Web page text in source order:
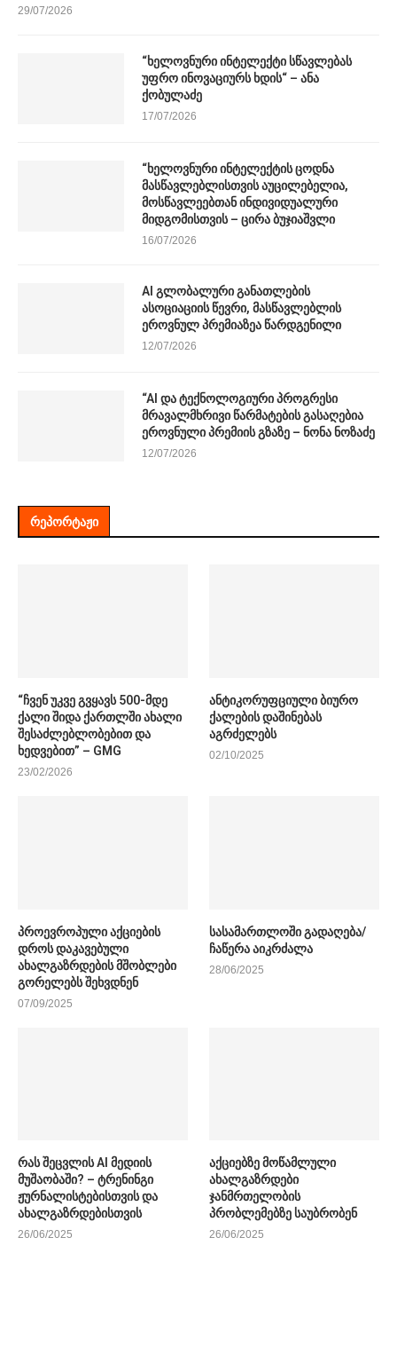
29/07/2026
“ხელოვნური ინტელექტი სწავლებას
უფრო ინოვაციურს ხდის“ – ანა
ქობულაძე
17/07/2026
“ხელოვნური ინტელექტის ცოდნა
მასწავლებლისთვის აუცილებელია,
მოსწავლეებთან ინდივიდუალური
მიდგომისთვის – ცირა ბუჯიაშვლი
16/07/2026
AI გლობალური განათლების
ასოციაციის წევრი, მასწავლებლის
ეროვნულ პრემიაზეა წარდგენილი
12/07/2026
“AI და ტექნოლოგიური პროგრესი
მრავალმხრივი წარმატების გასაღებია
ეროვნული პრემიის გზაზე – ნონა ნოზაძე
12/07/2026
ᲠᲔᲞᲝᲠᲢᲐᲟᲘ
“ჩვენ უკვე გვყავს 500-მდე
ქალი შიდა ქართლში ახალი
შესაძლებლობებით და
ხედვებით” – GMG
23/02/2026
ანტიკორუფციული ბიურო
ქალების დაშინებას
აგრძელებს
02/10/2025
პროევროპული აქციების
დროს დაკავებული
ახალგაზრდების მშობლები
გორელებს შეხვდნენ
07/09/2025
სასამართლოში გადაღება/
ჩაწერა აიკრძალა
28/06/2025
რას შეცვლის AI მედიის
მუშაობაში? – ტრენინგი
ჟურნალისტებისთვის და
ახალგაზრდებისთვის
26/06/2025
აქციებზე მოწამლული
ახალგაზრდები
ჯანმრთელობის
პრობლემებზე საუბრობენ
26/06/2025